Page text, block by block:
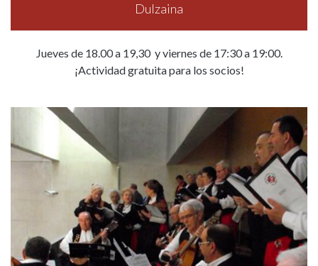
Dulzaina
Jueves de 18.00 a 19,30 y viernes de 17:30 a 19:00.
¡Actividad gratuita para los socios!